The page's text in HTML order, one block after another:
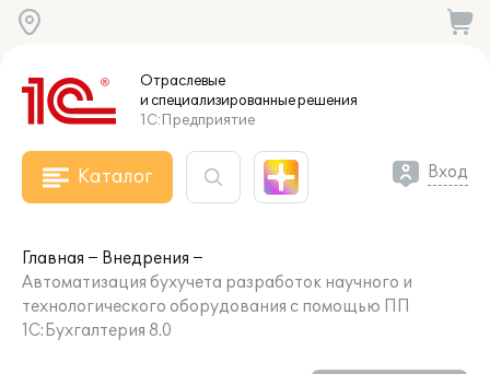
Отраслевые
и специализированныерешения
1С:Предприятие
Каталог Вход
Главная
Внедрения
Автоматизация бухучета разработок научного и
технологического оборудования с помощью ПП
1С:Бухгалтерия 8.0